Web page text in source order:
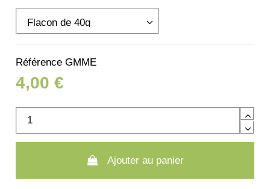
Référence GMME
4,00 €
Ajouter au panier